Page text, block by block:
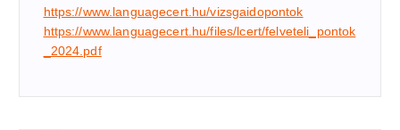
https://www.languagecert.hu/vizsgaidopontok
https://www.languagecert.hu/files/lcert/felveteli_pontok
_2024.pdf